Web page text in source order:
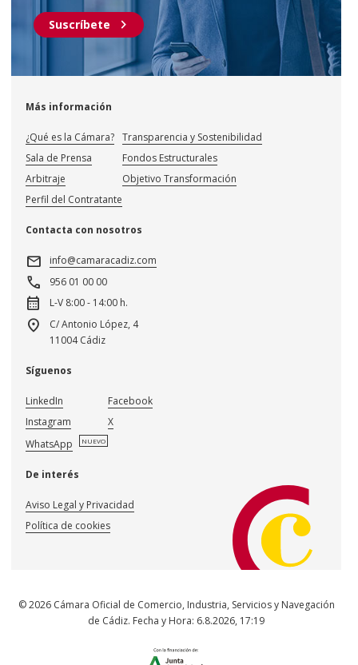
Suscríbete chevron_right
Más información
¿Qué es la Cámara?
Sala de Prensa
Arbitraje
Perfil del Contratante
Transparencia y Sostenibilidad
Fondos Estructurales
Objetivo Transformación
Contacta con nosotros
mail info@camaracadiz.com
call 956 01 00 00
calendar_month L-V 8:00 - 14:00 h.
location_on
C/ Antonio López, 4
11004 Cádiz
Síguenos
LinkedIn
Instagram
WhatsApp
NUEVO
Facebook
X
De interés
Aviso Legal y Privacidad
Política de cookies
© 2026 Cámara Oficial de Comercio, Industria, Servicios y Navegación
de Cádiz. Fecha y Hora: 6.8.2026, 17:19